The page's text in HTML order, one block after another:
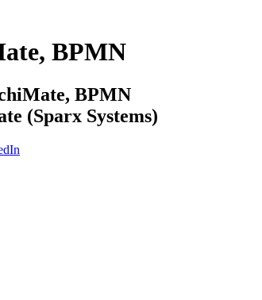
BPMN
BPMN
(Sparx Systems)